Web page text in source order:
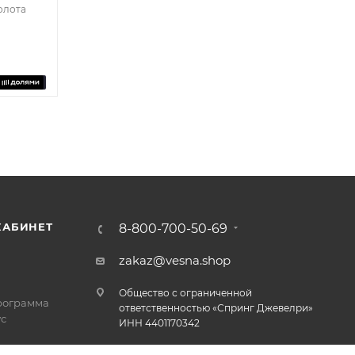
8-800-700-50-69
zakaz@vesna.shop
Общество с ограниченной
ответственностью «Спринг Джевелри»
ИНН 4401170342